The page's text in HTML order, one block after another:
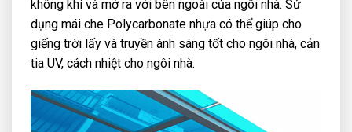
không khí và mở ra với bên ngoài của ngôi nhà. Sử
dụng mái che Polycarbonate nhựa có thể giúp cho
giếng trời lấy và truyền ánh sáng tốt cho ngôi nhà, cản
tia UV, cách nhiệt cho ngôi nhà.